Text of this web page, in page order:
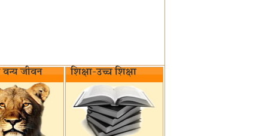
जीवन‌ शिक्षा-उच्च शिक्षा